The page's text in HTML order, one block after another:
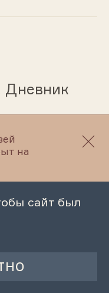
Дневник
вв.
на
сайт был